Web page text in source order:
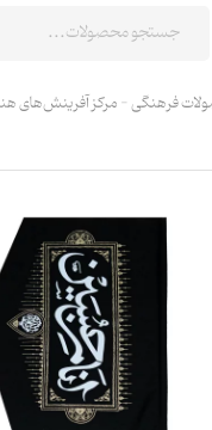
فرهنگی - مرکز آفرینش‌های